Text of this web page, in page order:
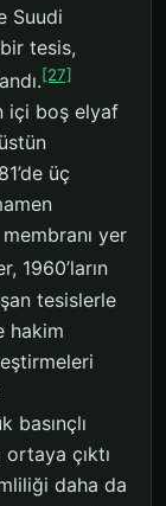
Suudi
tesis,
[27]
içi boş elyaf
üç
yer
1960’ların
tesislerle
hakim
basınçlı
ortaya çıktı
daha da